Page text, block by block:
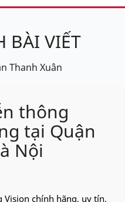
BÀI VIẾT
Thanh Xuân
thông
tại Quận
Nội
Vision chính hãng, uy tín,